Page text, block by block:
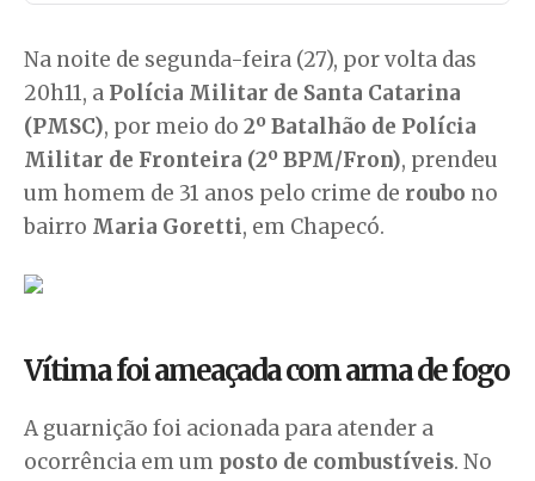
Na noite de segunda-feira (27), por volta das
20h11, a Polícia Militar de Santa Catarina
(PMSC), por meio do 2º Batalhão de Polícia
Militar de Fronteira (2º BPM/Fron), prendeu
um homem de 31 anos pelo crime de roubo no
bairro Maria Goretti, em Chapecó.
Vítima foi ameaçada com arma de fogo
A guarnição foi acionada para atender a
ocorrência em um posto de combustíveis. No